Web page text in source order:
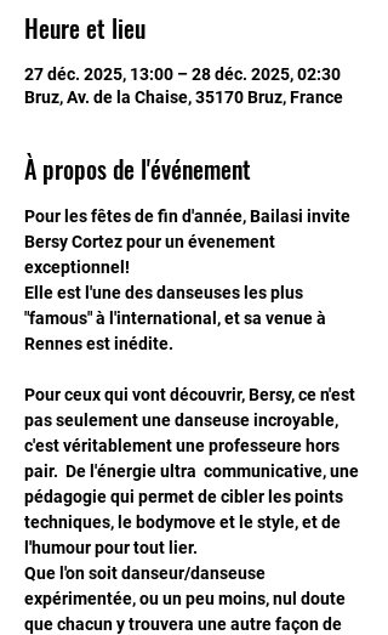
Heure et lieu
27 déc. 2025, 13:00 – 28 déc. 2025, 02:30
Bruz, Av. de la Chaise, 35170 Bruz, France
À propos de l'événement
Pour les fêtes de fin d'année, Bailasi invite
Bersy Cortez pour un évenement
exceptionnel!
Elle est l'une des danseuses les plus
"famous" à l'international, et sa venue à
Rennes est inédite.
Pour ceux qui vont découvrir, Bersy, ce n'est
pas seulement une danseuse incroyable,
c'est véritablement une professeure hors
pair.  De l'énergie ultra  communicative, une
pédagogie qui permet de cibler les points
techniques, le bodymove et le style, et de
l'humour pour tout lier.
Que l'on soit danseur/danseuse
expérimentée, ou un peu moins, nul doute
que chacun y trouvera une autre façon de